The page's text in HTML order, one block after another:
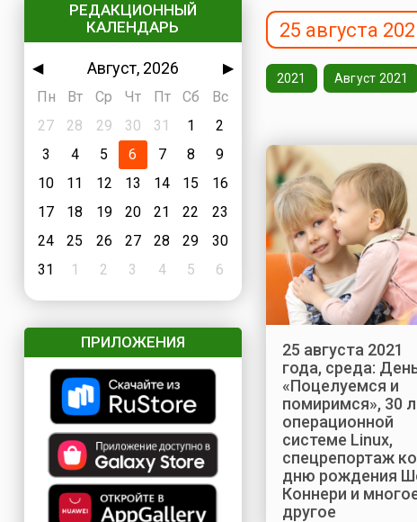
РЕДАКЦИОННЫЙ
КАЛЕНДАРЬ
◀ Август, 2026
▶
Пн
Вт Ср Чт Пт Сб
Вс
27
28 29 30 31 1
2
3
4 5 6 7 8
9
10
11 12 13 14 15
16
17
18 19 20 21 22
23
24
25 26 27 28 29
30
31
1 2 3 4 5 6
ПРИЛОЖЕНИЯ
25 августа
2021 Август 2021
25 августа 2021
года, среда:
«Поцелуемся и
помиримся», 30
операционной
системе Linux,
спецрепортаж ко
дню рождения
Коннери и
другое